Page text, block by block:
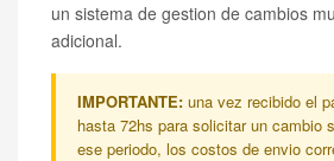
un sistema de gestion de cambios
adicional.
IMPORTANTE: una vez recibido el
hasta 72hs para solicitar un cambio
ese periodo, los costos de envio